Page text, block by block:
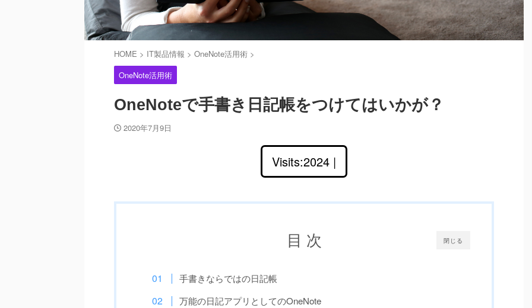
HOME > IT製品情報 > OneNote活用術 >
OneNote活用術
OneNoteで手書き日記帳をつけてはいかが？
2020年7月9日
Visits:2024 |
閉じる
目 次
手書きならではの日記帳
万能の日記アプリとしてのOneNote